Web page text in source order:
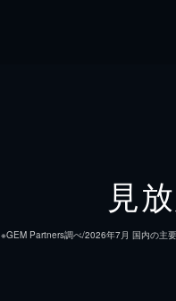
見
※GEM Partners調べ/2026年7⽉ 国内の主